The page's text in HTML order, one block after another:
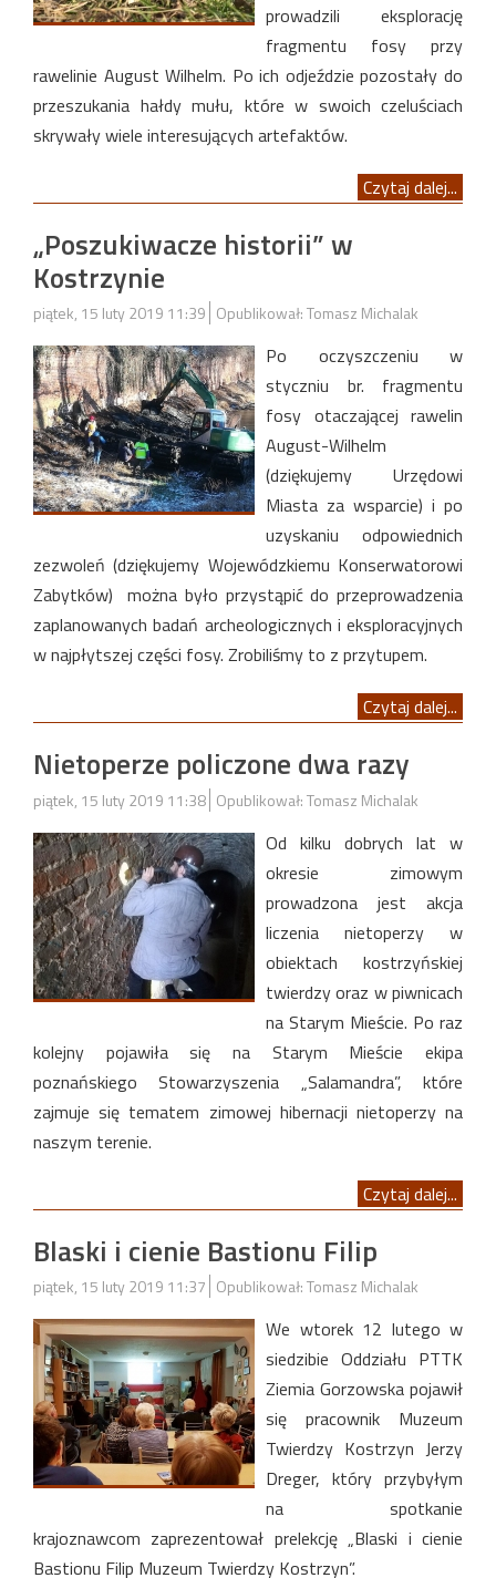
prowadzili eksplorację
fragmentu fosy przy
rawelinie August Wilhelm. Po ich odjeździe pozostały do
przeszukania hałdy mułu, które w swoich czeluściach
skrywały wiele interesujących artefaktów.
Czytaj dalej...
„Poszukiwacze historii” w
Kostrzynie
piątek, 15 luty 2019 11:39 Opublikował: Tomasz Michalak
Po oczyszczeniu w
styczniu br. fragmentu
fosy otaczającej rawelin
August-Wilhelm
(dziękujemy Urzędowi
Miasta za wsparcie) i po
uzyskaniu odpowiednich
zezwoleń (dziękujemy Wojewódzkiemu Konserwatorowi
Zabytków) można było przystąpić do przeprowadzenia
zaplanowanych badań archeologicznych i eksploracyjnych
w najpłytszej części fosy. Zrobiliśmy to z przytupem.
Czytaj dalej...
Nietoperze policzone dwa razy
piątek, 15 luty 2019 11:38 Opublikował: Tomasz Michalak
Od kilku dobrych lat w
okresie zimowym
prowadzona jest akcja
liczenia nietoperzy w
obiektach kostrzyńskiej
twierdzy oraz w piwnicach
na Starym Mieście. Po raz
kolejny pojawiła się na Starym Mieście ekipa
poznańskiego Stowarzyszenia „Salamandra”, które
zajmuje się tematem zimowej hibernacji nietoperzy na
naszym terenie.
Czytaj dalej...
Blaski i cienie Bastionu Filip
piątek, 15 luty 2019 11:37 Opublikował: Tomasz Michalak
We wtorek 12 lutego w
siedzibie Oddziału PTTK
Ziemia Gorzowska pojawił
się pracownik Muzeum
Twierdzy Kostrzyn Jerzy
Dreger, który przybyłym
na spotkanie
krajoznawcom zaprezentował prelekcję „Blaski i cienie
Bastionu Filip Muzeum Twierdzy Kostrzyn”.